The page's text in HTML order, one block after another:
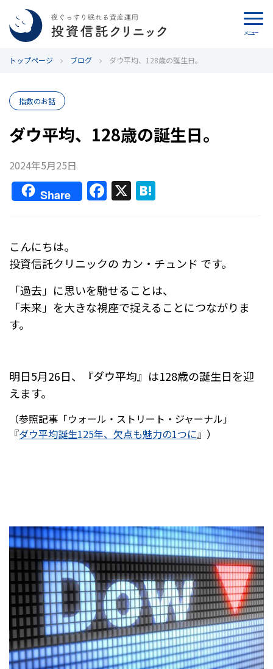
メニュー
カウンセリング
ブログ
代表カン・チュンド
投資信託クリニックとは
インデックス投資の特徴
お問い合わせ
トップページ ブログ ダウ平均、128歳の誕生日。
指数のお話
ダウ平均、128歳の誕生日。
2024年5月25日
Share F
a
b
o
o
X
a
こんにちは。
投資信託クリニックの カン・チュンド です。
「過去」に思いを馳せることは、
「未来」を大きな視座で捉えることにつながりま
す。
明日5月26日、『ダウ平均』は128歳の誕生日を迎
えます。
（参照記事「ウォール・ストリート・ジャーナル」
『ダウ平均誕生125年、欠点も魅力の1つに』）